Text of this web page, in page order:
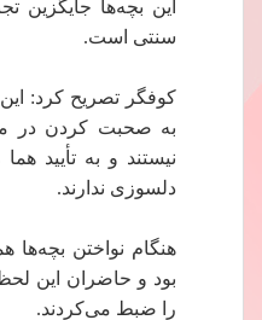
این بچه‌ها جایگزین
سنتی است.
کوفگر تصریح کرد:
به صحبت کردن در
نیستند و به تأیید
دلسوزی ندارند.
هنگام نواختن بچه‌ها
بود و حاضران این
را ضبط می‌کردند.